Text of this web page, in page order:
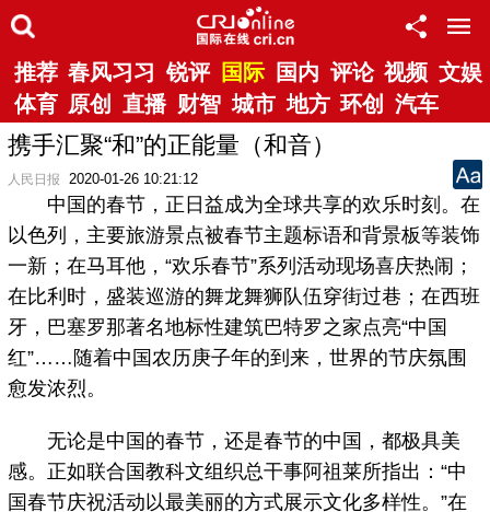
推荐 春风习习 锐评 国际 国内 评论 视频 文娱
体育 原创 直播 财智 城市 地方 环创 汽车
携手汇聚“和”的正能量（和音）
人民日报 2020-01-26 10:21:12
中国的春节，正日益成为全球共享的欢乐时刻。在
以色列，主要旅游景点被春节主题标语和背景板等装饰
一新；在马耳他，“欢乐春节”系列活动现场喜庆热闹；
在比利时，盛装巡游的舞龙舞狮队伍穿街过巷；在西班
牙，巴塞罗那著名地标性建筑巴特罗之家点亮“中国
红”……随着中国农历庚子年的到来，世界的节庆氛围
愈发浓烈。
无论是中国的春节，还是春节的中国，都极具美
感。正如联合国教科文组织总干事阿祖莱所指出：“中
国春节庆祝活动以最美丽的方式展示文化多样性。”在